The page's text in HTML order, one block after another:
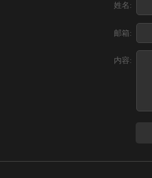
姓名:
邮箱:
内容: